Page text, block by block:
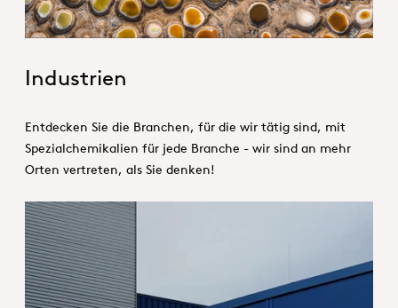
Industrien
Entdecken Sie die Branchen, für die wir tätig sind, mit
Spezialchemikalien für jede Branche - wir sind an mehr
Orten vertreten, als Sie denken!